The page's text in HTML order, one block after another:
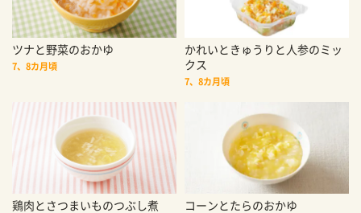
ツナと野菜のおかゆ
7、8カ月頃
かれいときゅうりと人参のミッ
クス
7、8カ月頃
鶏肉とさつまいものつぶし煮 コーンとたらのおかゆ